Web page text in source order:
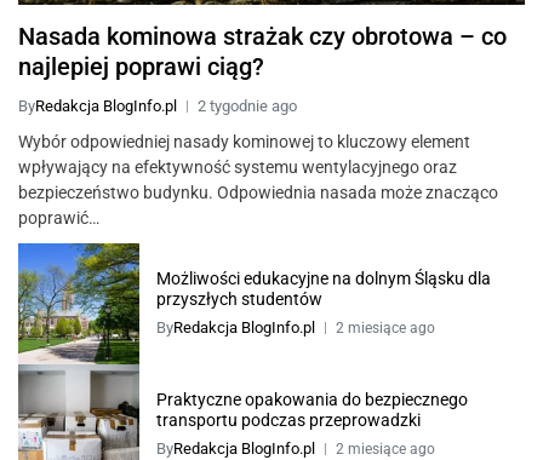
Nasada kominowa strażak czy obrotowa – co
najlepiej poprawi ciąg?
ByRedakcja BlogInfo.pl 2 tygodnie ago
Wybór odpowiedniej nasady kominowej to kluczowy element
wpływający na efektywność systemu wentylacyjnego oraz
bezpieczeństwo budynku. Odpowiednia nasada może znacząco
poprawić…
Możliwości edukacyjne na dolnym Śląsku dla
przyszłych studentów
ByRedakcja BlogInfo.pl 2 miesiące ago
Praktyczne opakowania do bezpiecznego
transportu podczas przeprowadzki
ByRedakcja BlogInfo.pl 2 miesiące ago